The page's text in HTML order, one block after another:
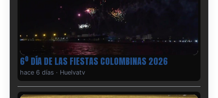
6º DÍA DE LAS FIESTAS COLOMBINAS 2026
hace 6 días · Huelvatv